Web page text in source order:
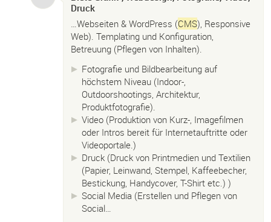
Druck
…Webseiten & WordPress (CMS), Responsive
Web). Templating und Konfiguration,
Betreuung (Pflegen von Inhalten).
Fotografie und Bildbearbeitung auf
höchstem Niveau (Indoor-,
Outdoorshootings, Architektur,
Produktfotografie).
Video (Produktion von Kurz-, Imagefilmen
oder Intros bereit für Internetauftritte oder
Videoportale.)
Druck (Druck von Printmedien und Textilien
(Papier, Leinwand, Stempel, Kaffeebecher,
Bestickung, Handycover, T-Shirt etc.) )
Social Media (Erstellen und Pflegen von
Social…